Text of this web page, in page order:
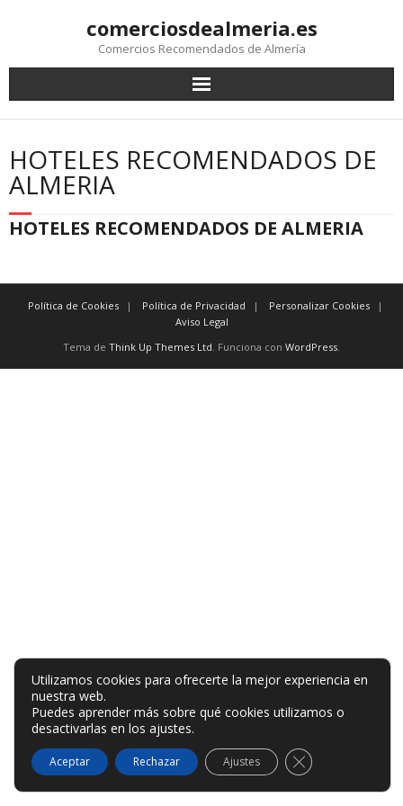
comerciosdealmeria.es
Comercios Recomendados de Almería
HOTELES RECOMENDADOS DE
ALMERIA
HOTELES RECOMENDADOS DE ALMERIA
Política de Cookies Política de Privacidad
Personalizar Cookies
Aviso Legal
Tema de Think Up Themes Ltd. Funciona con WordPress.
Utilizamos cookies para ofrecerte la mejor experiencia en
nuestra web.
Puedes aprender más sobre qué cookies utilizamos o
desactivarlas en los ajustes.
Aceptar Rechazar Ajustes Cerrar el banner